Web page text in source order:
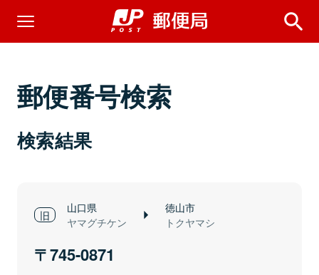
郵便番号検索
検索結果
山口県
ヤマグチケン
徳山市
トクヤマシ
745-0871